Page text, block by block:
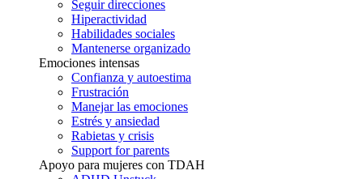
Seguir direcciones
Hiperactividad
Habilidades sociales
Mantenerse organizado
Emociones intensas
Confianza y autoestima
Frustración
Manejar las emociones
Estrés y ansiedad
Rabietas y crisis
Support for parents
Apoyo para mujeres con TDAH